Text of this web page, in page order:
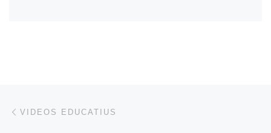
Navegación de entradas
VIDEOS EDUCATIUS